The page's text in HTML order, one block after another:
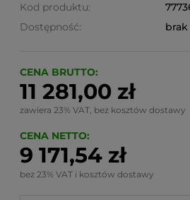
Kod produktu:
Dostępność:
CENA BRUTTO:
11 281,00 zł
zawiera 23% VAT, bez kosztów dostawy
CENA NETTO:
9 171,54 zł
bez 23% VAT i kosztów dostawy